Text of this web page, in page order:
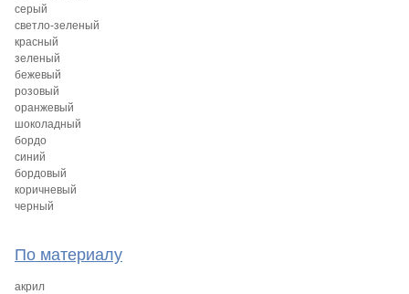
серый
светло-зеленый
красный
зеленый
бежевый
розовый
оранжевый
шоколадный
бордо
синий
бордовый
коричневый
черный
По материалу
акрил